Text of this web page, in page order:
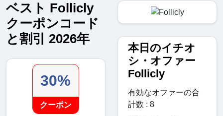
ベスト Follicly
クーポンコード
と割引 2026年
30%
クーポン
本日のイチオ
シ・オファー
Follicly
有効なオファーの合
計数 : 8